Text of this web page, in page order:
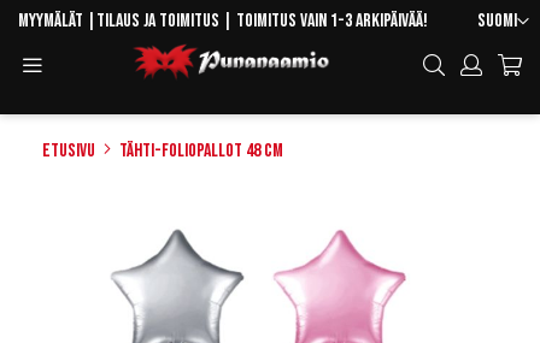
Skip
Content
Kieli
Suomi
Myymälät Tilaus ja toimitus | Toimitus vain 1-3 arkipäivää!
Hae
Etusivu Tähti-foliopallot 48 cm